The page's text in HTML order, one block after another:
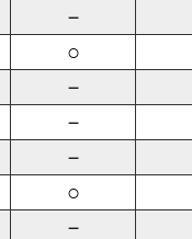
－
○
－
－
－
○
－